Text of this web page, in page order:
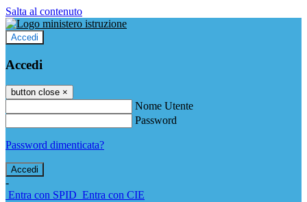
Salta al contenuto
Accedi
Accedi
button close ×
Nome Utente
Password
Password dimenticata?
-
Entra con SPID Entra con CIE